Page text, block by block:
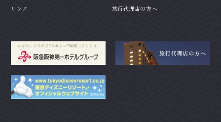
リンク 旅行代理店の方へ